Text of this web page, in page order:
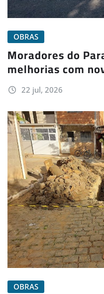
OBRAS
Moradores do
melhorias com
22 jul, 2026
OBRAS